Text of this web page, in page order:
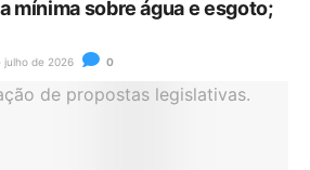
mínima sobre água e esgoto;
julho de 2026 0